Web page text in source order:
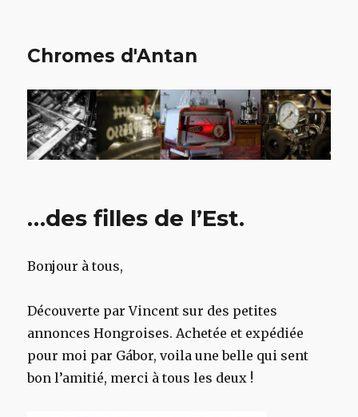
Chromes d'Antan
…des filles de l’Est.
Bonjour à tous,
Découverte par Vincent sur des petites
annonces Hongroises. Achetée et expédiée
pour moi par Gábor, voila une belle qui sent
bon l’amitié, merci à tous les deux !